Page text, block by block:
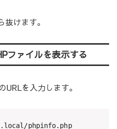
けます。
ファイルを表示する
を入力します。
phpinfo.php